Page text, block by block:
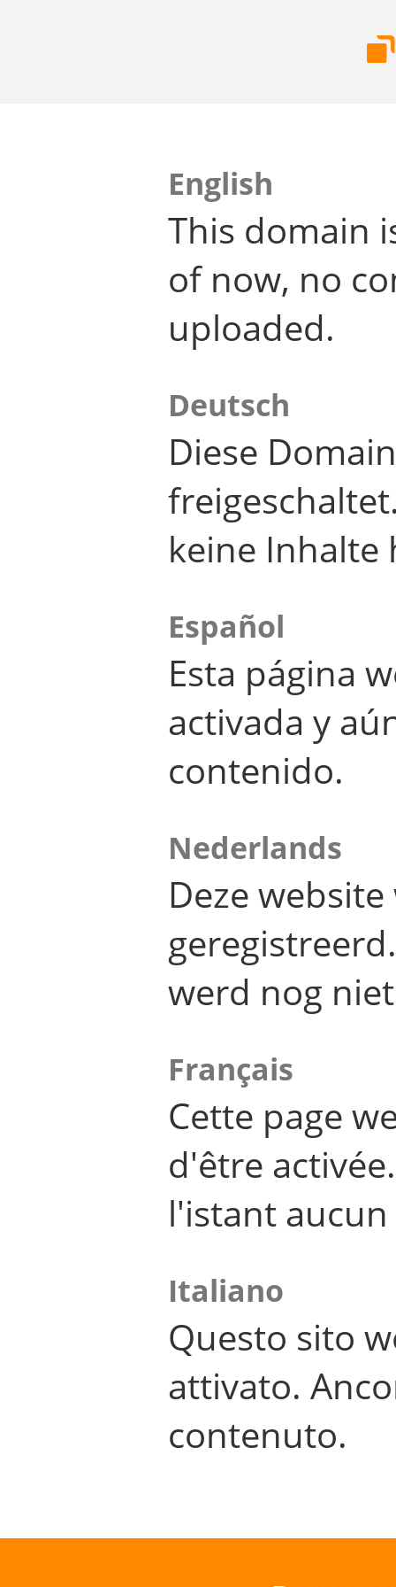
English
This domain
of now, no
uploaded.
Deutsch
Diese
keine Inhalte
Español
Esta página
activada y
contenido.
Nederlands
Deze
werd nog
Français
Cette page
d'être
l'istant
Italiano
Questo sito
attivato.
contenuto.